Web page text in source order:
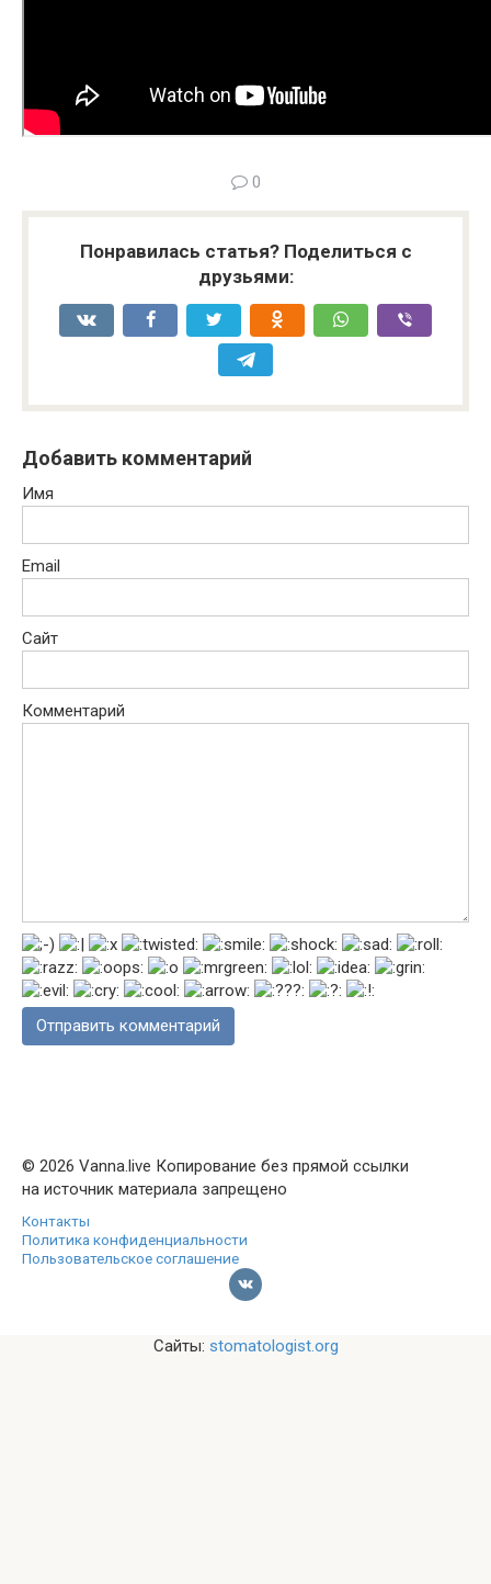
0
Понравилась статья? Поделиться с
друзьями:
Добавить комментарий
Имя
Email
Сайт
Комментарий
© 2026 Vanna.live Копирование без прямой ссылки
на источник материала запрещено
Контакты
Политика конфиденциальности
Пользовательское соглашение
Сайты: stomatologist.org